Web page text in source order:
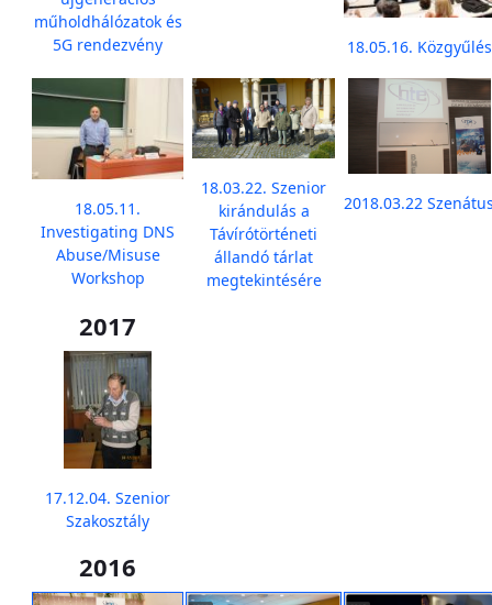
műholdhálózatok és
5G rendezvény
18.05.16. Közgyűlés
18.05.11.
Investigating DNS
Abuse/Misuse
Workshop
18.03.22. Szenior
kirándulás a
Távírótörténeti
állandó tárlat
megtekintésére
2018.03.22
2017
17.12.04. Szenior
Szakosztály
2016